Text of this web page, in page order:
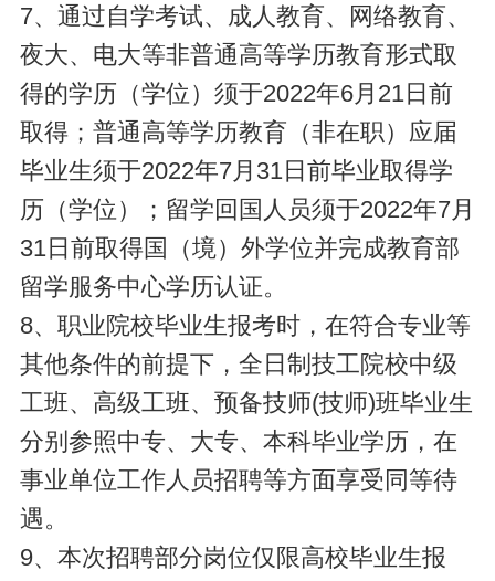
7、通过自学考试、成人教育、网络教育、
夜大、电大等非普通高等学历教育形式取
得的学历（学位）须于2022年6月21日前
取得；普通高等学历教育（非在职）应届
毕业生须于2022年7月31日前毕业取得学
历（学位）；留学回国人员须于2022年7月
31日前取得国（境）外学位并完成教育部
留学服务中心学历认证。
8、职业院校毕业生报考时，在符合专业等
其他条件的前提下，全日制技工院校中级
工班、高级工班、预备技师(技师)班毕业生
分别参照中专、大专、本科毕业学历，在
事业单位工作人员招聘等方面享受同等待
遇。
9、本次招聘部分岗位仅限高校毕业生报